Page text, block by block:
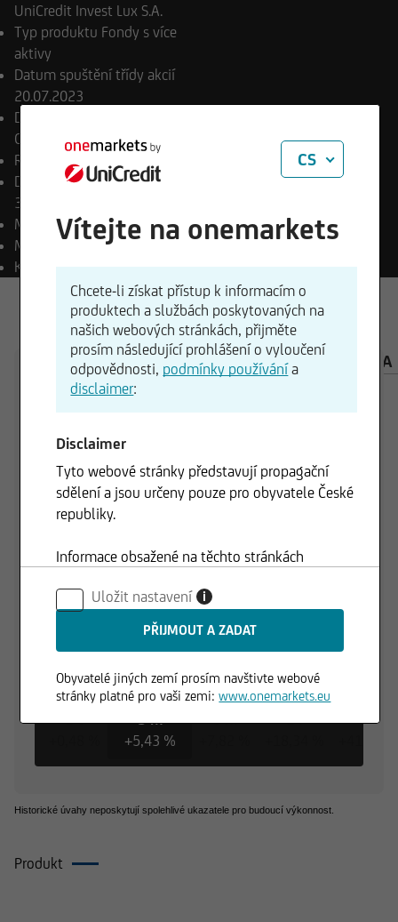
UniCredit Invest Lux S.A.
Typ produktu Fondy s více
aktivy
Datum spuštění třídy akcií
20.07.2023
Datum konečné platby
Otevřený konec
Rozdělení příjmu
Datum spuštění podfondu
30.06.2023
Měna platby EUR
Měna fondu
EUR
Klasifikace SFDR Art. 6
PŘEHLED SLOŽENÍ INVESTIČNÍ KALKULAČKA
140,00 EUR
145,00 EUR
1 d
3 m
+5,43 %
6 m
1 r
3 r
Historické úvahy neposkytují spolehlivé ukazatele pro budoucí výkonnost.
Produkt
CS
Vítejte na onemarkets
Chcete-li získat přístup k informacím o
produktech a službách poskytovaných na
našich webových stránkách, přijměte
prosím následující prohlášení o vyloučení
odpovědnosti, podmínky používánía
disclaimer:
Disclaimer
Tyto webové stránky představují propagační
sdělení a jsou určeny pouze pro obyvatele České
republiky.
Informace obsažené na těchto stránkách
prodeji cenných papírů a nesmí být použity v
žádné jurisdikci, kde je takové použití zakázáno.
Uložit nastavení i
Obyvatelé jiných zemí prosím navštivte webové
stránky platné pro vaši zemi:www.onemarkets.eu